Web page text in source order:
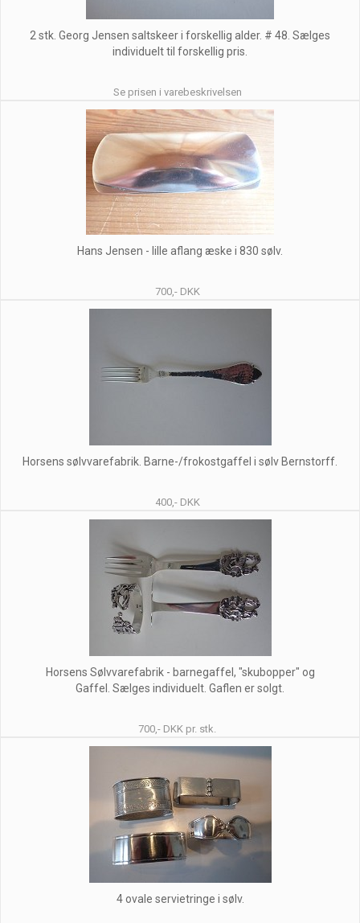
2 stk. Georg Jensen saltskeer i forskellig alder. # 48. Sælges
individuelt til forskellig pris.
Se prisen i varebeskrivelsen
Hans Jensen - lille aflang æske i 830 sølv.
700,- DKK
Horsens sølvvarefabrik. Barne-/frokostgaffel i sølv Bernstorff.
400,- DKK
Horsens Sølvvarefabrik - barnegaffel, "skubopper" og
Gaffel. Sælges individuelt. Gaflen er solgt.
700,- DKK pr. stk.
4 ovale servietringe i sølv.